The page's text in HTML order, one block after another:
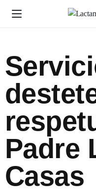
Padre
Casas